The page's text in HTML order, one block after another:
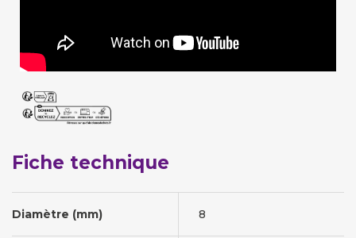
Fiche technique
Diamètre (mm) 8